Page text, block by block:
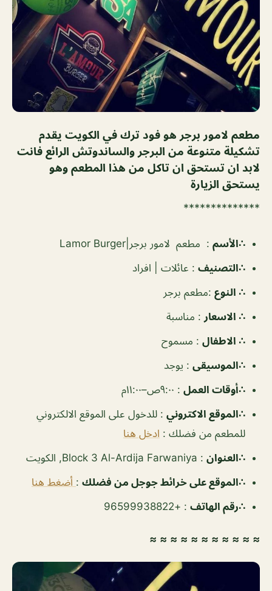
مطعم لامور برجر هو فود ترك في الكويت يقدم
تشكيلة متنوعة من البرجر والساندوتش الرائع فانت
لابد ان تستحق ان تاكل من هذا المطعم وهو
يستحق الزيارة
**************
∴الأسم : مطعم لامور برجر| Lamor Burger
∴التصنيف : عائلات | افراد
∴ النوع :مطعم برجر
∴ الاسعار : مناسبة
∴ الاطفال : مسموح
∴الموسيقى : يوجد
‏∴أوقات العمل : ٩:٠٠ص–١١:٠٠م
∴الموقع الاكتروني : للدخول على الموقع الالكتروني
للمطعم من فضلك : ادخل هنا
∴العنوان : Block 3 Al-Ardija Farwaniya, الكويت
∴الموقع على خرائط جوجل من فضلك : أضغط هنا
∴رقم الهاتف : +96599938822
≈ ≈ ≈ ≈ ≈ ≈ ≈ ≈ ≈ ≈ ≈